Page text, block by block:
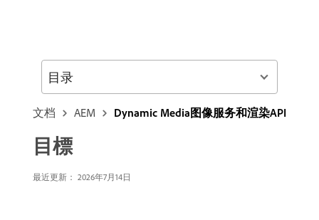
文档 AEM Dynamic Media图像服务和渲染API
目標
最近更新： 2026年7月14日
目录